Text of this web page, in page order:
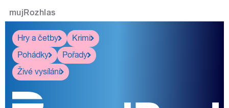
mujRozhlas
Hry a četby
Krimi
Pohádky
Pořady
Živé vysílání